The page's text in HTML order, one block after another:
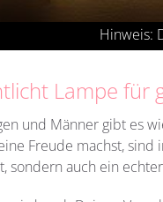
Lampe für
und Männer gibt es
Freude machst,
sondern auch ein